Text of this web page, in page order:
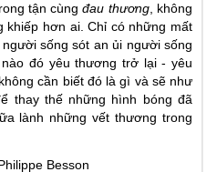
tận cùng đau thương, không
khiếp hơn ai. Chỉ có những mất
sống sót an ủi người sống
đó yêu thương trở lại - yêu
cần biết đó là gì và sẽ như
thay thế những hình bóng đã
lành những vết thương trong
Besson